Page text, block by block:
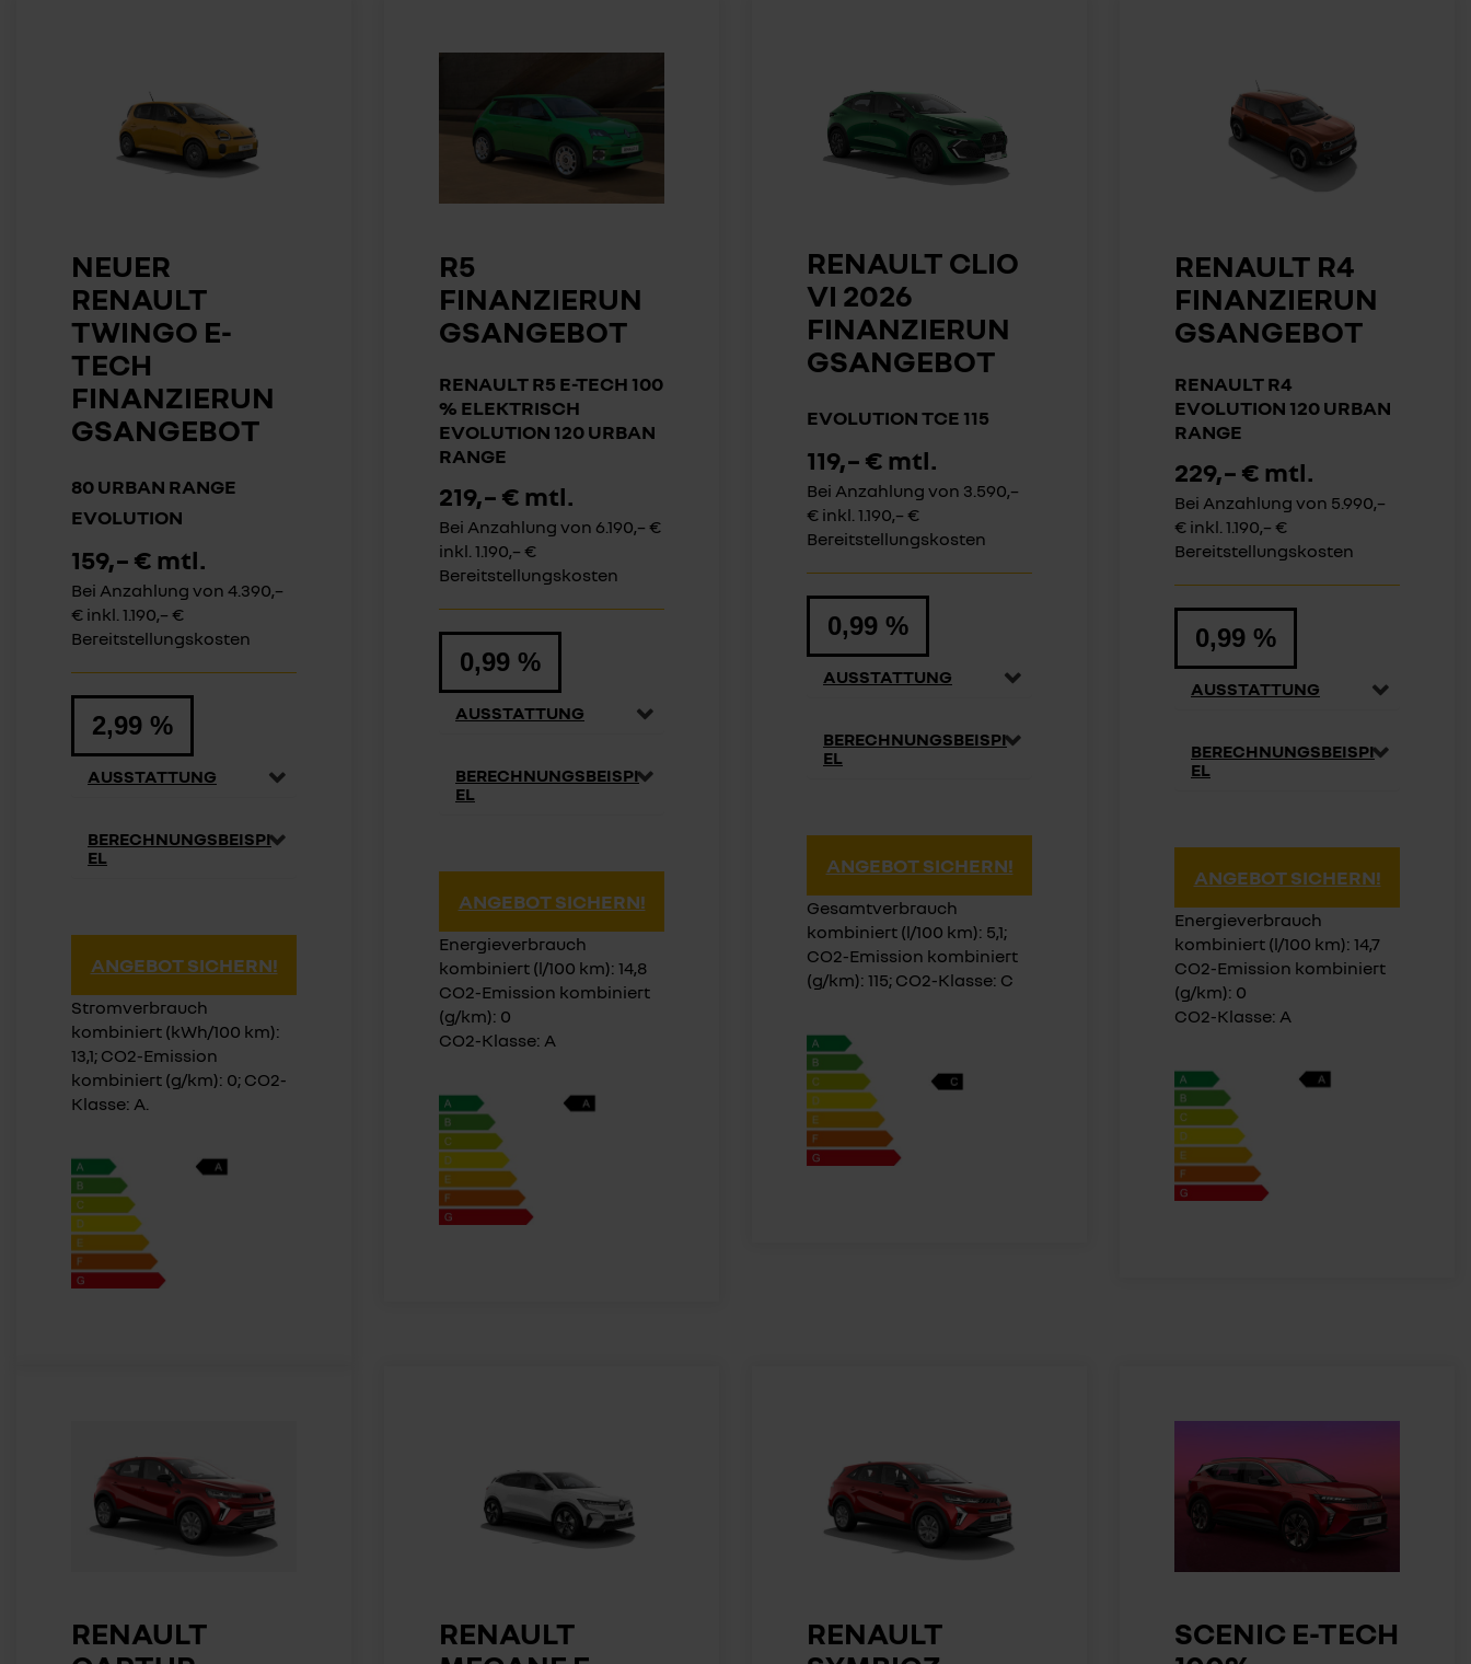
NEUER
RENAULT
TWINGO E-
TECH
FINANZIERUN
GSANGEBOT
80 URBAN RANGE
EVOLUTION
159,– € mtl.
Bei Anzahlung von 4.390,–
€ inkl. 1.190,– €
Bereitstellungskosten
2,99 %
AUSSTATTUNG
BERECHNUNGSBEISPI
EL
ANGEBOT SICHERN!
Stromverbrauch
kombiniert (kWh/100 km):
13,1; CO2-Emission
kombiniert (g/km): 0; CO2-
Klasse: A.
R5
FINANZIERUN
GSANGEBOT
RENAULT R5 E-TECH 100
% ELEKTRISCH
EVOLUTION 120 URBAN
RANGE
219,– € mtl.
Bei Anzahlung von 6.190,– €
inkl. 1.190,– €
Bereitstellungskosten
0,99 %
AUSSTATTUNG
BERECHNUNGSBEISPI
EL
ANGEBOT SICHERN!
Energieverbrauch
kombiniert (l/100 km): 14,8
CO2-Emission kombiniert
(g/km): 0
CO2-Klasse: A
RENAULT CLIO
VI 2026
FINANZIERUN
GSANGEBOT
EVOLUTION TCE 115
119,– € mtl.
Bei Anzahlung von 3.590,–
€ inkl. 1.190,– €
Bereitstellungskosten
0,99 %
AUSSTATTUNG
BERECHNUNGSBEISPI
EL
ANGEBOT SICHERN!
Gesamtverbrauch
kombiniert (l/100 km): 5,1;
CO2-Emission kombiniert
(g/km): 115; CO2-Klasse: C
RENAULT R4
FINANZIERUN
GSANGEBOT
RENAULT R4
EVOLUTION 120 URBAN
RANGE
229,– € mtl.
Bei Anzahlung von 5.990,–
€ inkl. 1.190,– €
Bereitstellungskosten
0,99 %
AUSSTATTUNG
BERECHNUNGSBEISPI
EL
ANGEBOT SICHERN!
Energieverbrauch
kombiniert (l/100 km): 14,7
CO2-Emission kombiniert
(g/km): 0
CO2-Klasse: A
RENAULT
RENAULT
RENAULT
SCENIC E-TECH